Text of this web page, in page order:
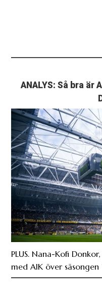
ANALYS: Så bra är
PLUS. Nana-Kofi
med AIK över